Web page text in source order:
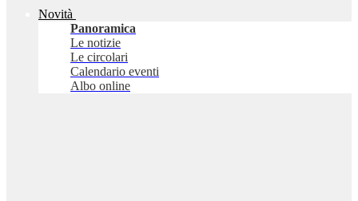
Novità
Panoramica
Le notizie
Le circolari
Calendario eventi
Albo online